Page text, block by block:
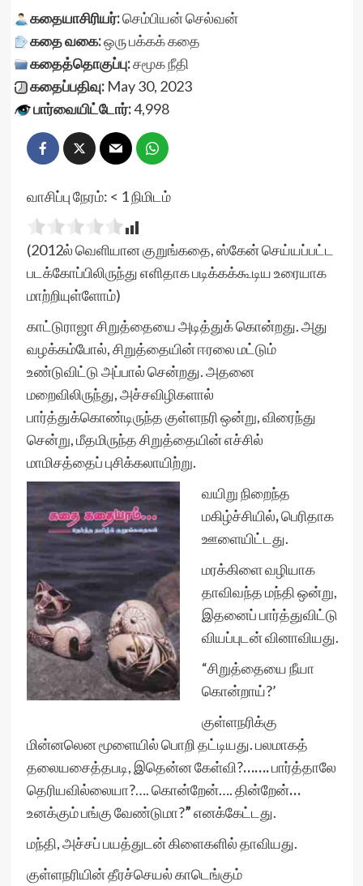
கதையாசிரியர்:செம்பியன் செல்வன்
கதை வகை:ஒரு பக்கக் கதை
கதைத்தொகுப்பு:சமூக நீதி
கதைப்பதிவு:May 30, 2023
பார்வையிட்டோர்:4,998
வாசிப்பு நேரம்: < 1நிமிடம்
(2012ல் வெளியான குறுங்கதை, ஸ்கேன் செய்யப்பட்ட
படக்கோப்பிலிருந்து எளிதாக படிக்கக்கூடிய உரையாக
மாற்றியுள்ளோம்)
காட்டுராஜா சிறுத்தையை அடித்துக் கொன்றது. அது
வழக்கம்போல், சிறுத்தையின் ஈரலை மட்டும்
உண்டுவிட்டு அப்பால் சென்றது. அதனை
மறைவிலிருந்து, அச்சவிழிகளால்
பார்த்துக்கொண்டிருந்த குள்ளநரி ஒன்று, விரைந்து
சென்று, மீதமிருந்த சிறுத்தையின் எச்சில்
மாமிசத்தைப் புசிக்கலாயிற்று.
வயிறு நிறைந்த
மகிழ்ச்சியில்,பெரிதாக
ஊளையிட்டது.
மரக்கிளை வழியாக
தாவிவந்த மந்தி ஒன்று,
இதனைப் பார்த்துவிட்டு
வியப்புடன் வினாவியது.
“சிறுத்தையை நீயா
கொன்றாய்?’
குள்ளநரிக்கு
மின்னலென மூளையில் பொறி தட்டியது. பலமாகத்
தலையசைத்தபடி, இதென்ன கேள்வி?…….பார்த்தாலே
தெரியவில்லையா?…. கொன்றேன்…. தின்றேன்…
உனக்கும் பங்கு வேண்டுமா?”எனக்கேட்டது.
மந்தி, அச்சப் பயத்துடன் கிளைகளில் தாவியது.
குள்ளநரியின் தீரச்செயல் காடெங்கும்